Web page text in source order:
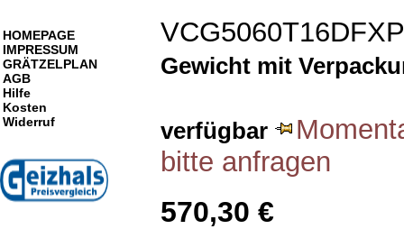
Gewicht mit
verfügbar
bitte anfragen
570,30 €
HOMEPAGE
IMPRESSUM
GRÄTZELPLAN
AGB
Hilfe
Kosten
Widerruf